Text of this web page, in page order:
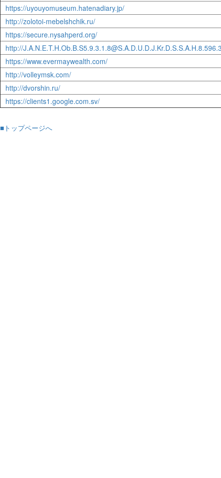
https://uyouyomuseum.hatenadiary.jp/
http://zolotoi-mebelshchik.ru/
https://secure.nysahperd.org/
http://
https://www.evermaywealth.com/
http://volleymsk.com/
http://dvorshin.ru/
https://clients1.google.com.sv/
■トップページへ